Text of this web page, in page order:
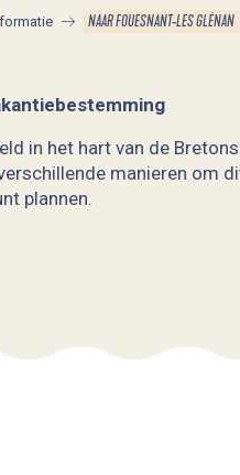
NAAR FOUESNANT-LES GLÉNAN
in het hart van de
manieren om
plannen.